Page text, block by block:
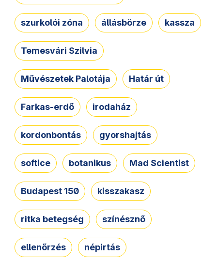
szurkolói zóna állásbörze kassza
Temesvári Szilvia
Művészetek Palotája Határ út
Farkas-erdő irodaház
kordonbontás gyorshajtás
softice botanikus Mad Scientist
Budapest 150 kisszakasz
ritka betegség színésznő
ellenőrzés népirtás